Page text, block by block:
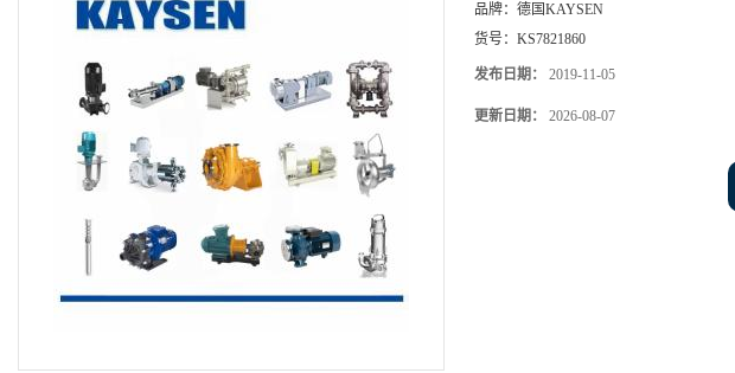
品牌： 德国KAYSEN
货号： KS7821860
发布日期： 2019-11-05
更新日期： 2026-08-07